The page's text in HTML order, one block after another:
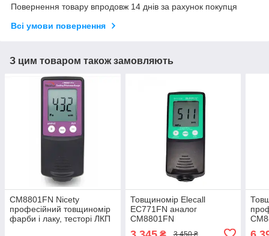
Повернення товару впродовж 14 днів за рахунок покупця
Всі умови повернення
З цим товаром також замовляють
СМ8801FN Nicety
професійний товщиномір
фарби і лаку, тесторі ЛКП
Товщиномір Elecall
EC771FN аналог
СМ8801FN